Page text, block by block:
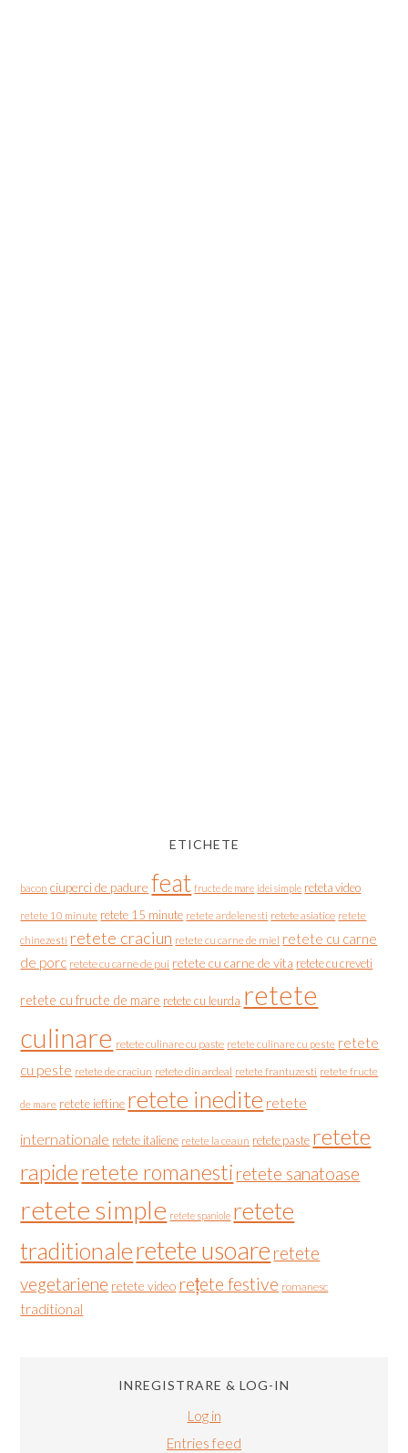
ETICHETE
bacon ciuperci de padure feat fructe de mare idei simple reteta video
retete 10 minute retete 15 minute retete ardelenesti retete asiatice retete
chinezesti retete craciun retete cu carne de miel retete cu carne
de porc retete cu carne de pui retete cu carne de vita retete cu creveti
retete cu fructe de mare retete cu leurda retete
culinare retete culinare cu paste retete culinare cu peste retete
cu peste retete de craciun retete din ardeal retete frantuzesti retete fructe
de mare retete ieftine retete inedite retete
internationale retete italiene retete la ceaun retete paste retete
rapideretete romanesti retete sanatoase
retete simple retete spaniole retete
traditionaleretete usoare retete
vegetariene retete video rețete festive romanesc
traditional
INREGISTRARE & LOG-IN
Log in
Entries feed